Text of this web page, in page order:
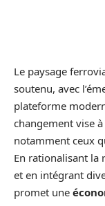
Le paysage
soutenu, avec
plateforme
changement vise
notamment ceux
En rationalisant la
et en intégrant
promet une